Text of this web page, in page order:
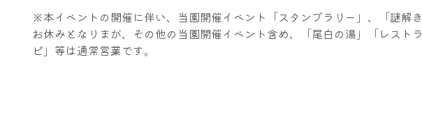
※本イベントの開催に伴い、当園開催イベント「スタンプラリー」、「謎解
お休みとなりまが、その他の当園開催イベント含め、「尾白の湯」「レスト
ピ」等は通常営業です。